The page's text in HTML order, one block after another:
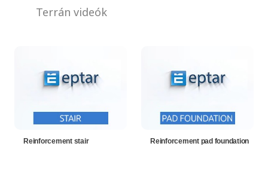
Terrán videók
Reinforcement stair Reinforcement pad foundation